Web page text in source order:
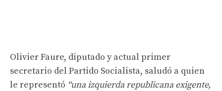
Olivier Faure, diputado y actual primer
secretario del Partido Socialista, saludó a quien
le representó “una izquierda republicana exigente,